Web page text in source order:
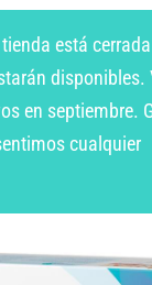
está
disponibles.
en septiembre.
cualquier